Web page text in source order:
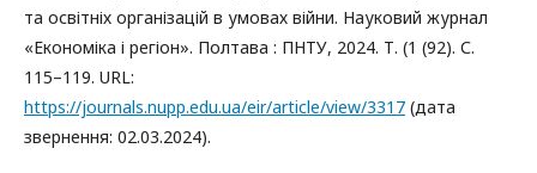
та освітніх організацій в умовах війни. Науковий журнал
«Економіка і регіон». Полтава : ПНТУ, 2024. Т. (1 (92). С.
115–119. URL:
https://journals.nupp.edu.ua/eir/article/view/3317 (дата
звернення: 02.03.2024).